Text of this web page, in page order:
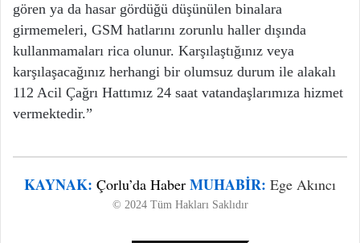
gören ya da hasar gördüğü düşünülen binalara
girmemeleri, GSM hatlarını zorunlu haller dışında
kullanmamaları rica olunur. Karşılaştığınız veya
karşılaşacağınız herhangi bir olumsuz durum ile alakalı
112 Acil Çağrı Hattımız 24 saat vatandaşlarımıza hizmet
vermektedir.”
KAYNAK: Çorlu’da Haber MUHABIR: Ege Akıncı
© 2024 Tüm Hakları Saklıdır